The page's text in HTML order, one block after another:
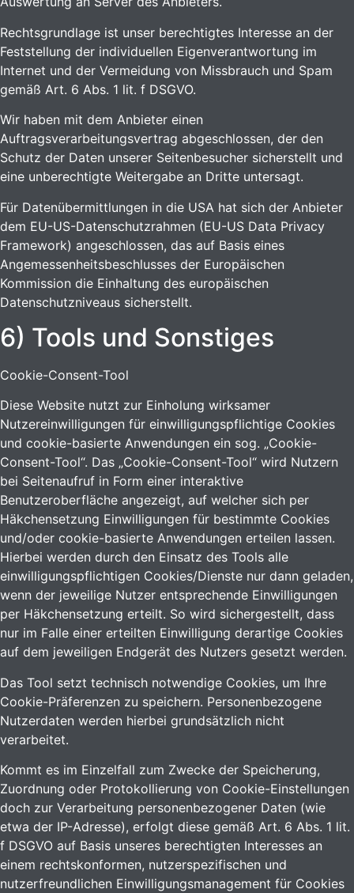
Rechtsgrundlage ist unser berechtigtes Interesse an der
Feststellung der individuellen Eigenverantwortung im
Internet und der Vermeidung von Missbrauch und Spam
gemäß Art. 6 Abs. 1 lit. f DSGVO.
Wir haben mit dem Anbieter einen
Auftragsverarbeitungsvertrag abgeschlossen, der den
Schutz der Daten unserer Seitenbesucher sicherstellt und
eine unberechtigte Weitergabe an Dritte untersagt.
Für Datenübermittlungen in die USA hat sich der Anbieter
dem EU-US-Datenschutzrahmen (EU-US Data Privacy
Framework) angeschlossen, das auf Basis eines
Angemessenheitsbeschlusses der Europäischen
Kommission die Einhaltung des europäischen
Datenschutzniveaus sicherstellt.
6) Tools und Sonstiges
Cookie-Consent-Tool
Diese Website nutzt zur Einholung wirksamer
Nutzereinwilligungen für einwilligungspflichtige Cookies
und cookie-basierte Anwendungen ein sog. „Cookie-
Consent-Tool“. Das „Cookie-Consent-Tool“ wird Nutzern
bei Seitenaufruf in Form einer interaktive
Benutzeroberfläche angezeigt, auf welcher sich per
Häkchensetzung Einwilligungen für bestimmte Cookies
und/oder cookie-basierte Anwendungen erteilen lassen.
Hierbei werden durch den Einsatz des Tools alle
einwilligungspflichtigen Cookies/Dienste nur dann geladen,
wenn der jeweilige Nutzer entsprechende Einwilligungen
per Häkchensetzung erteilt. So wird sichergestellt, dass
nur im Falle einer erteilten Einwilligung derartige Cookies
auf dem jeweiligen Endgerät des Nutzers gesetzt werden.
Das Tool setzt technisch notwendige Cookies, um Ihre
Cookie-Präferenzen zu speichern. Personenbezogene
Nutzerdaten werden hierbei grundsätzlich nicht
verarbeitet.
Kommt es im Einzelfall zum Zwecke der Speicherung,
Zuordnung oder Protokollierung von Cookie-Einstellungen
doch zur Verarbeitung personenbezogener Daten (wie
etwa der IP-Adresse), erfolgt diese gemäß Art. 6 Abs. 1 lit.
f DSGVO auf Basis unseres berechtigten Interesses an
einem rechtskonformen, nutzerspezifischen und
nutzerfreundlichen Einwilligungsmanagement für Cookies